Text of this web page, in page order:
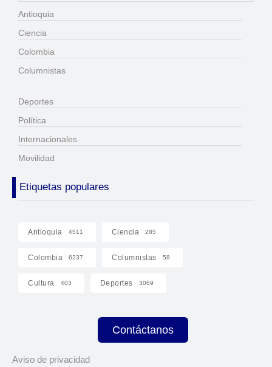
Antioquia
Ciencia
Colombia
Columnistas
Deportes
Política
Internacionales
Movilidad
Etiquetas populares
Antioquia 4511 Ciencia 285
Colombia 6237 Columnistas 58
Cultura 403 Deportes 3069
Contáctanos
Aviso de privacidad